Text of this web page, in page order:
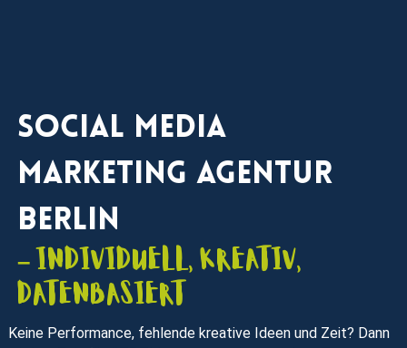
Social Media
Marketing Agentur
Berlin
– individuell, kreativ,
datenbasiert
Keine Performance, fehlende kreative Ideen und Zeit? Dann